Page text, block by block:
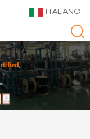
ITALIANO